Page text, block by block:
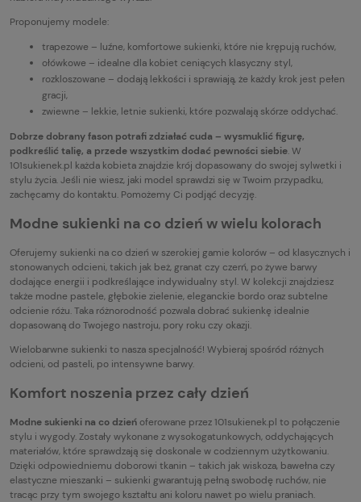
Proponujemy modele:
trapezowe – luźne, komfortowe sukienki, które nie krępują ruchów,
ołówkowe – idealne dla kobiet ceniących klasyczny styl,
rozkloszowane – dodają lekkości i sprawiają, że każdy krok jest pełen
gracji,
zwiewne – lekkie, letnie sukienki, które pozwalają skórze oddychać.
Dobrze dobrany fason potrafi zdziałać cuda – wysmuklić figurę,
podkreślić talię, a przede wszystkim dodać pewności siebie. W
101sukienek.pl każda kobieta znajdzie krój dopasowany do swojej sylwetki i
stylu życia. Jeśli nie wiesz, jaki model sprawdzi się w Twoim przypadku,
zachęcamy do kontaktu. Pomożemy Ci podjąć decyzję.
Modne sukienki na co dzień w wielu kolorach
Oferujemy sukienki na co dzień w szerokiej gamie kolorów – od klasycznych i
stonowanych odcieni, takich jak beż, granat czy czerń, po żywe barwy
dodające energii i podkreślające indywidualny styl. W kolekcji znajdziesz
także modne pastele, głębokie zielenie, eleganckie bordo oraz subtelne
odcienie różu. Taka różnorodność pozwala dobrać sukienkę idealnie
dopasowaną do Twojego nastroju, pory roku czy okazji.
Wielobarwne sukienki to nasza specjalność! Wybieraj spośród różnych
odcieni, od pasteli, po intensywne barwy.
Komfort noszenia przez cały dzień
Modne sukienki na co dzieńoferowane przez 101sukienek.pl to połączenie
stylu i wygody. Zostały wykonane z wysokogatunkowych, oddychających
materiałów, które sprawdzają się doskonale w codziennym użytkowaniu.
Dzięki odpowiedniemu doborowi tkanin – takich jak wiskoza, bawełna czy
elastyczne mieszanki – sukienki gwarantują pełną swobodę ruchów, nie
tracąc przy tym swojego kształtu ani koloru nawet po wielu praniach.